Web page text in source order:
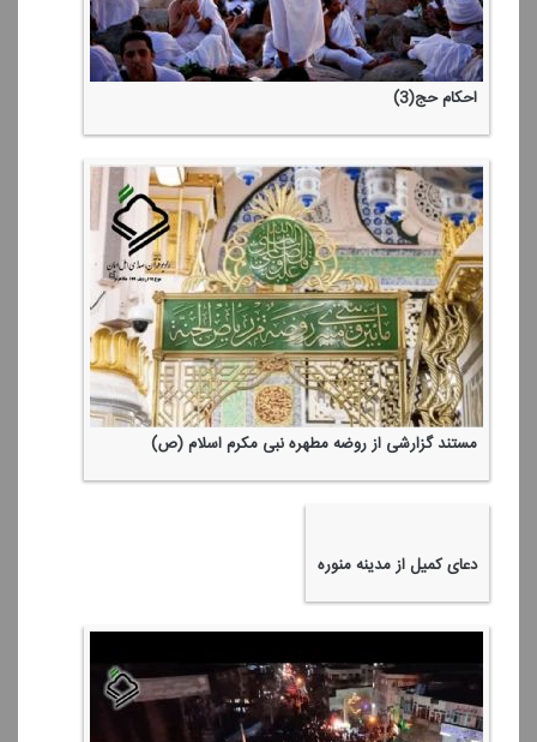
احكام حج(3)
مستند گزارشی از روضه مطهره نبی مكرم اسلام (ص)
دعای كمیل از مدینه منوره